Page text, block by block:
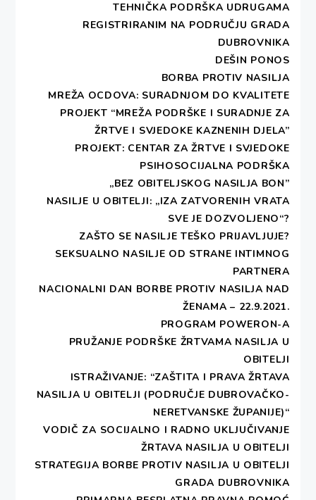
TEHNIČKA PODRŠKA UDRUGAMA
REGISTRIRANIM NA PODRUČJU GRADA
DUBROVNIKA
DEŠIN PONOS
BORBA PROTIV NASILJA
MREŽA OCDOVA: SURADNJOM DO KVALITETE
PROJEKT “MREŽA PODRŠKE I SURADNJE ZA
ŽRTVE I SVJEDOKE KAZNENIH DJELA”
PROJEKT: CENTAR ZA ŽRTVE I SVJEDOKE
PSIHOSOCIJALNA PODRŠKA
„BEZ OBITELJSKOG NASILJA BON”
NASILJE U OBITELJI: „IZA ZATVORENIH VRATA
SVE JE DOZVOLJENO“?
ZAŠTO SE NASILJE TEŠKO PRIJAVLJUJE?
SEKSUALNO NASILJE OD STRANE INTIMNOG
PARTNERA
NACIONALNI DAN BORBE PROTIV NASILJA NAD
ŽENAMA – 22.9.2021.
PROGRAM POWERON-A
PRUŽANJE PODRŠKE ŽRTVAMA NASILJA U
OBITELJI
ISTRAŽIVANJE: “ZAŠTITA I PRAVA ŽRTAVA
NASILJA U OBITELJI (PODRUČJE DUBROVAČKO-
NERETVANSKE ŽUPANIJE)“
VODIČ ZA SOCIJALNO I RADNO UKLJUČIVANJE
ŽRTAVA NASILJA U OBITELJI
STRATEGIJA BORBE PROTIV NASILJA U OBITELJI
GRADA DUBROVNIKA